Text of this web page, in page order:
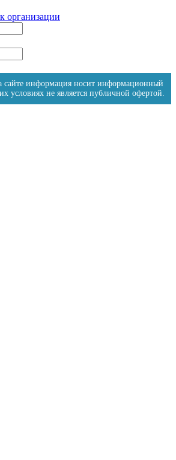
организации
сайте информация носит информационный
условиях не является публичной офертой.